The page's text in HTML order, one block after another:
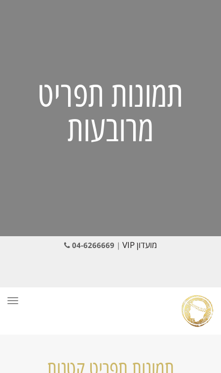
תמונות תפריט
מרובעות
מועדון VIP |
04-6266669